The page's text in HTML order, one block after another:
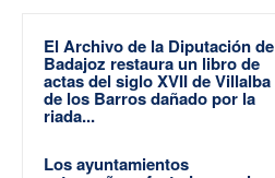
El Archivo de la Diputación de
Badajoz restaura un libro de
actas del siglo XVII de Villalba
de los Barros dañado por la
riada...
Los ayuntamientos